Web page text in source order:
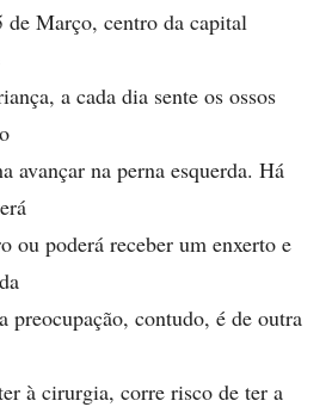
de Março, centro da capital
a cada dia sente os ossos
avançar na perna esquerda. Há
ou poderá receber um enxerto e
preocupação, contudo, é de outra
à cirurgia, corre risco de ter a